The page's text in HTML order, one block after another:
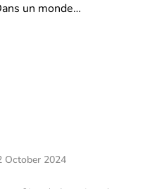
un monde…
October 2024